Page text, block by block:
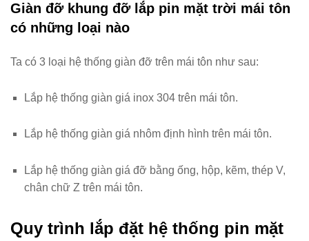
Giàn đỡ khung đỡ lắp pin mặt trời mái tôn
có những loại nào
Ta có 3 loại hệ thống giàn đỡ trên mái tôn như sau:
Lắp hệ thống giàn giá inox 304 trên mái tôn.
Lắp hệ thống giàn giá nhôm định hình trên mái tôn.
Lắp hệ thống giàn giá đỡ bằng ống, hộp, kẽm, thép V,
chân chữ Z trên mái tôn.
Quy trình lắp đặt hệ thống pin mặt